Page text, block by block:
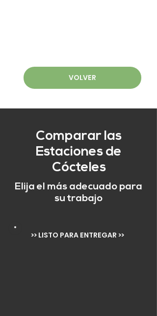
VOLVER
Comparar las
Estaciones de
Cócteles
Elija el más adecuado para
su trabajo
>> LISTO PARA ENTREGAR >>